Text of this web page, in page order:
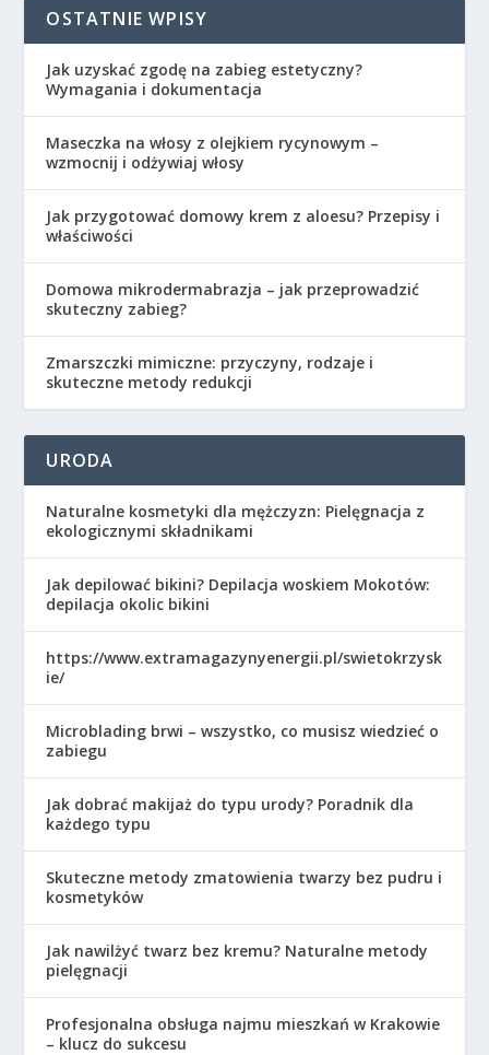
OSTATNIE WPISY
Jak uzyskać zgodę na zabieg estetyczny?
Wymagania i dokumentacja
Maseczka na włosy z olejkiem rycynowym –
wzmocnij i odżywiaj włosy
Jak przygotować domowy krem z aloesu? Przepisy i
właściwości
Domowa mikrodermabrazja – jak przeprowadzić
skuteczny zabieg?
Zmarszczki mimiczne: przyczyny, rodzaje i
skuteczne metody redukcji
URODA
Naturalne kosmetyki dla mężczyzn: Pielęgnacja z
ekologicznymi składnikami
Jak depilować bikini? Depilacja woskiem Mokotów:
depilacja okolic bikini
https://www.extramagazynyenergii.pl/swietokrzysk
ie/
Microblading brwi – wszystko, co musisz wiedzieć o
zabiegu
Jak dobrać makijaż do typu urody? Poradnik dla
każdego typu
Skuteczne metody zmatowienia twarzy bez pudru i
kosmetyków
Jak nawilżyć twarz bez kremu? Naturalne metody
pielęgnacji
Profesjonalna obsługa najmu mieszkań w Krakowie
– klucz do sukcesu